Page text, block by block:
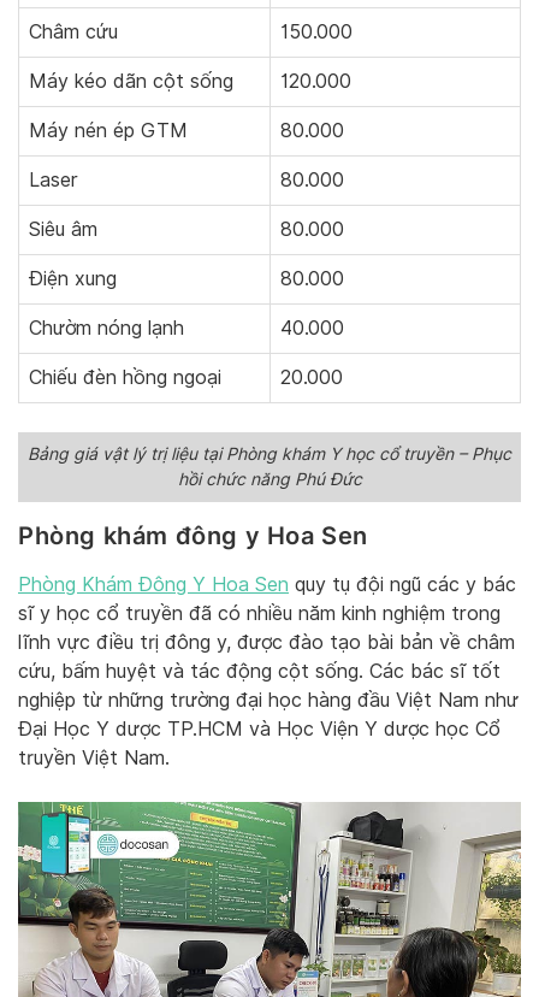
Châm cứu 150.000
Máy kéo dãn cột sống 120.000
Máy nén ép GTM 80.000
Laser 80.000
Siêu âm 80.000
Điện xung 80.000
Chườm nóng lạnh 40.000
Chiếu đèn hồng ngoại 20.000
Bảng giá vật lý trị liệu tại Phòng khám Y học cổ truyền – Phục
hồi chức năng Phú Đức
Phòng khám đông y Hoa Sen
Phòng Khám Đông Y Hoa Sen quy tụ đội ngũ các y bác
sĩ y học cổ truyền đã có nhiều năm kinh nghiệm trong
lĩnh vực điều trị đông y, được đào tạo bài bản về châm
cứu, bấm huyệt và tác động cột sống. Các bác sĩ tốt
nghiệp từ những trường đại học hàng đầu Việt Nam như
Đại Học Y dược TP.HCM và Học Viện Y dược học Cổ
truyền Việt Nam.